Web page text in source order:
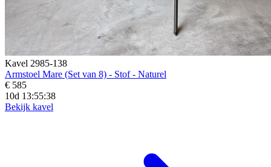
Kavel 2985-138
Armstoel Mare (Set van 8) - Stof - Naturel
€ 585
10d 13:55:36
Bekijk kavel